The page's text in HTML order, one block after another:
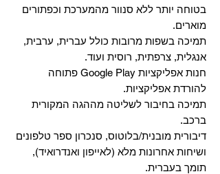
בטוחה יותר ללא סנוור מהמערכת וכפתורים
מוארים.
תמיכה בשפות מרובות כולל עברית, ערבית,
אנגלית, צרפתית, רוסית ועוד.
‏חנות אפליקציות Google Play פתוחה
להורדת אפליקציות.
‏תמיכה בחיבור לשליטה מההגה המקורית
ברכב.
‏דיבורית מובנית/בלוטוס, ‏סנכרון ספר טלפונים
ושיחות אחרונות מלא (לאייפון ואנדרואיד),
תומך בעברית.